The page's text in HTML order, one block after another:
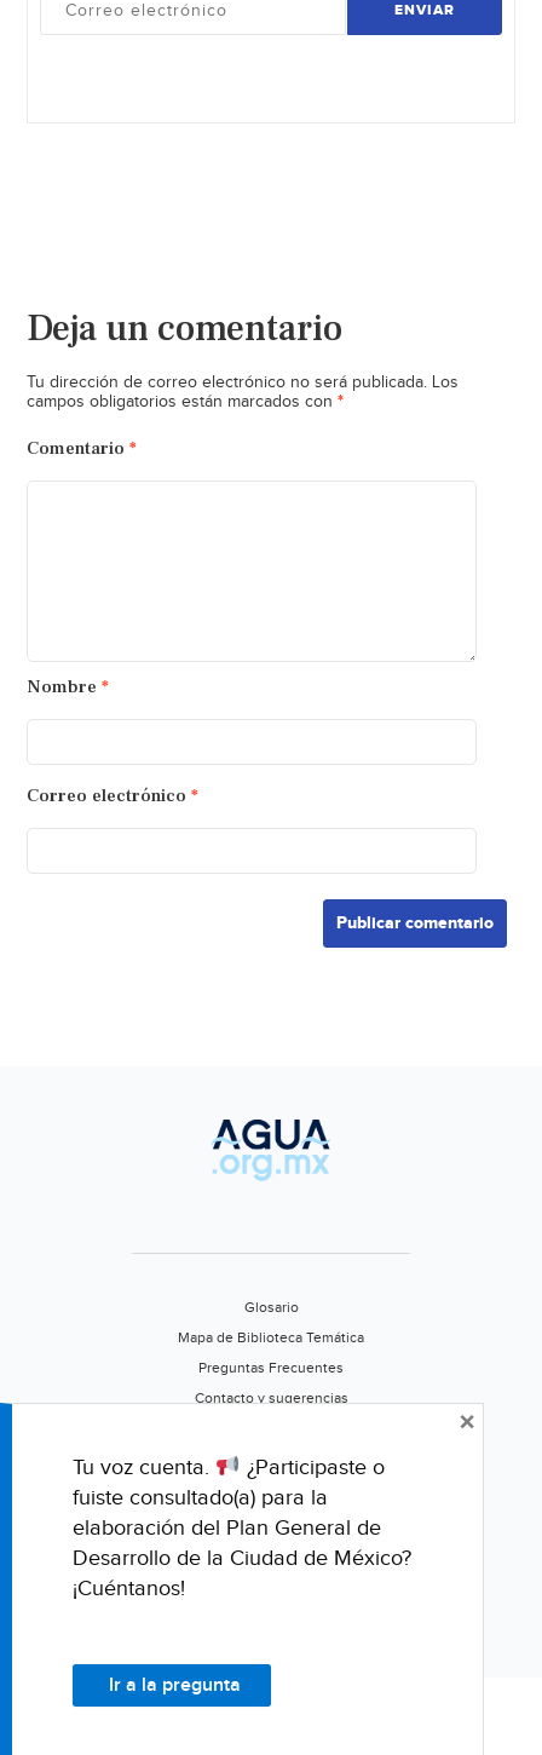
ENVIAR
Deja un comentario
Tu dirección de correo electrónico no será publicada. Los
campos obligatorios están marcados con *
Comentario *
Nombre *
Correo electrónico *
Glosario
Mapa de Biblioteca Temática
Preguntas Frecuentes
Contacto y sugerencias
Califica este portal
Tu voz cuenta.
¿Participaste o
fuiste consultado(a) para la
elaboración del Plan General de
Desarrollo de la Ciudad de México?
¡Cuéntanos!
Ir a la pregunta
×